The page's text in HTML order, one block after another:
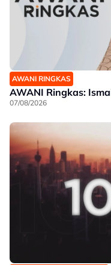
AWANI RINGKAS
AWANI Ringkas:
07/08/2026